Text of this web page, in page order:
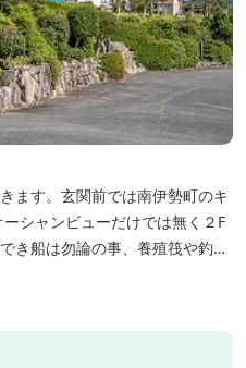
ます。玄関前では南伊勢町のキ
シャンビューだけでは無く２F
き船は勿論の事、養殖筏や釣り
押しのお部屋【大島】からは太
は漁師さん達の船の光がみえ対
ます。